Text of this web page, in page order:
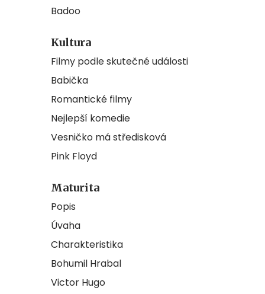
Badoo
Kultura
Filmy podle skutečné události
Babička
Romantické filmy
Nejlepší komedie
Vesničko má středisková
Pink Floyd
Maturita
Popis
Úvaha
Charakteristika
Bohumil Hrabal
Victor Hugo